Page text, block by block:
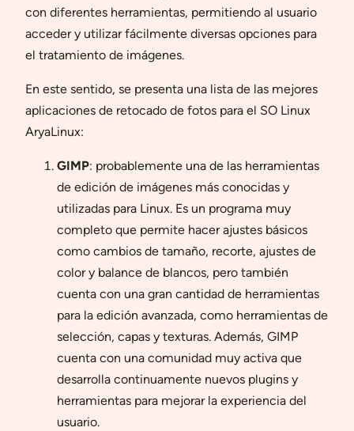
con diferentes herramientas, permitiendo al usuario
acceder y utilizar fácilmente diversas opciones para
el tratamiento de imágenes.
En este sentido, se presenta una lista de las mejores
aplicaciones de retocado de fotos para el SO Linux
AryaLinux:
GIMP: probablemente una de las herramientas
de edición de imágenes más conocidas y
utilizadas para Linux. Es un programa muy
completo que permite hacer ajustes básicos
como cambios de tamaño, recorte, ajustes de
color y balance de blancos, pero también
cuenta con una gran cantidad de herramientas
para la edición avanzada, como herramientas de
selección, capas y texturas. Además, GIMP
cuenta con una comunidad muy activa que
desarrolla continuamente nuevos plugins y
herramientas para mejorar la experiencia del
usuario.